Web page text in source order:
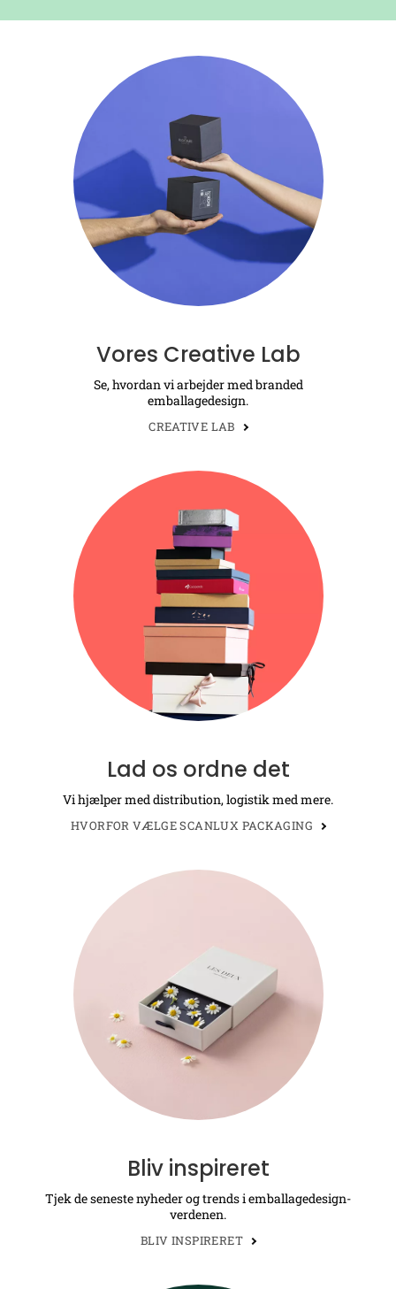
Vores Creative Lab
Se, hvordan vi arbejder med branded
emballagedesign.
CREATIVE LAB
Lad os ordne det
Vi hjælper med distribution, logistik med mere.
HVORFOR VÆLGE SCANLUX PACKAGING
Bliv inspireret
Tjek de seneste nyheder og trends i emballagedesign-
verdenen.
BLIV INSPIRERET